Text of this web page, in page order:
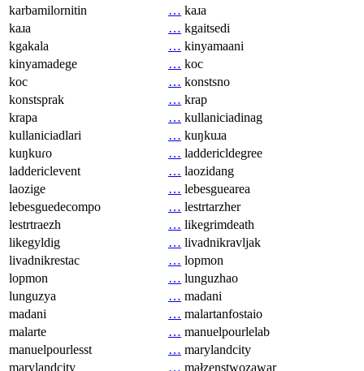
karbamilornitin
… kaɹa
kaɹa
… kgaitsedi
kgakala
… kinyamaani
kinyamadege
… koc
koc
… konstsno
konstsprak
… krap
krapa
… kullaniciadinag
kullaniciadlari
… kuŋkuɹa
kuŋkuɾo
… laddericldegree
laddericlevent
… laozidang
laozige
… lebesguearea
lebesguedecompo
… lestrtarzher
lestrtraezh
… likegrimdeath
likegyldig
… livadnikravljak
livadnikrestac
… lopmon
lopmon
… lunguzhao
lunguzya
… madani
madani
… malartanfostaio
malarte
… manuelpourlelab
manuelpourlesst
… marylandcity
marylandcity
… małzenstwozawar